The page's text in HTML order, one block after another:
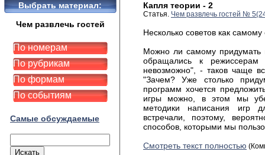
Выбрать материал:
Чем развлечь гостей
По номерам
По рубрикам
По формам
По событиям
Самые обсуждаемые
Капля теории - 2
Статья. Чем развлечь гостей №
Несколько советов как
Можно ли самому придумать
обращались к
невозможно", - таков чаще
"Зачем? Уже столько
программ хочется
игры можно, в этом мы
методики написания игр
встречали, поэтому,
способов, которыми мы
Смотреть текст полностью